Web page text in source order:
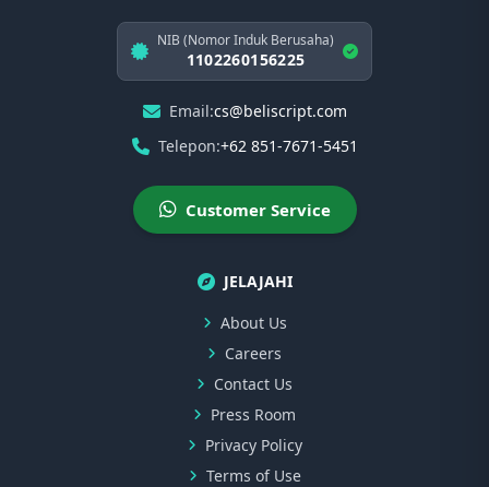
NIB (Nomor Induk Berusaha)
1102260156225
Email:cs@beliscript.com
Telepon:+62 851-7671-5451
Customer Service
JELAJAHI
About Us
Careers
Contact Us
Press Room
Privacy Policy
Terms of Use